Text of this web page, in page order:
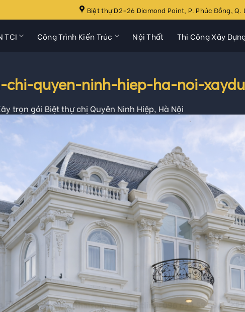
Biệt thự D2-26 Diamond Point, P. Phúc Đồng, Q.
TCI Công Trình Kiến Trúc Nội Thất Thi Công Xây
quyen-ninh-hiep-ha-noi-
trọn gói Biệt thự chị Quyên Ninh Hiệp, Hà Nội